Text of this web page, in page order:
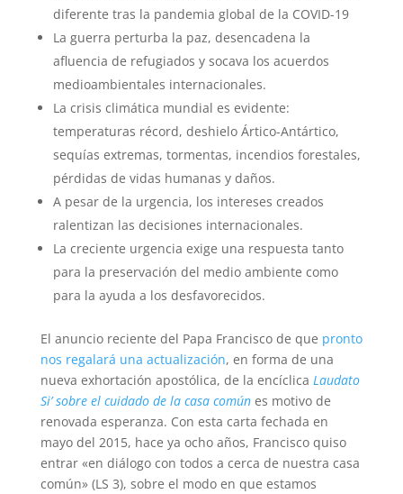
diferente tras la pandemia global de la COVID-19
La guerra perturba la paz, desencadena la
afluencia de refugiados y socava los acuerdos
medioambientales internacionales.
La crisis climática mundial es evidente:
temperaturas récord, deshielo Ártico-Antártico,
sequías extremas, tormentas, incendios forestales,
pérdidas de vidas humanas y daños.
A pesar de la urgencia, los intereses creados
ralentizan las decisiones internacionales.
La creciente urgencia exige una respuesta tanto
para la preservación del medio ambiente como
para la ayuda a los desfavorecidos.
El anuncio reciente del Papa Francisco de que pronto
nos regalará una actualización, en forma de una
nueva exhortación apostólica, de la encíclica Laudato
Si’ sobre el cuidado de la casa comúnes motivo de
renovada esperanza. Con esta carta fechada en
mayo del 2015, hace ya ocho años, Francisco quiso
entrar «en diálogo con todos a cerca de nuestra casa
común» (LS 3), sobre el modo en que estamos